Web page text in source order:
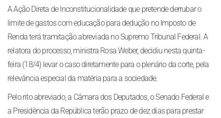
A Ação Direta de Inconstitucionalidade que pretende derrubar o
limite de gastos com educação para dedução no Imposto de
Renda terá tramitação abreviada no Supremo Tribunal Federal. A
relatora do processo, ministra Rosa Weber, decidiu nesta quinta-
feira (18/4) levar o caso diretamente para o plenário da corte, pela
relevância especial da matéria para a sociedade.
Pelo rito abreviado, a Câmara dos Deputados, o Senado Federal e
a Presidência da República terão prazo de dez dias para prestar